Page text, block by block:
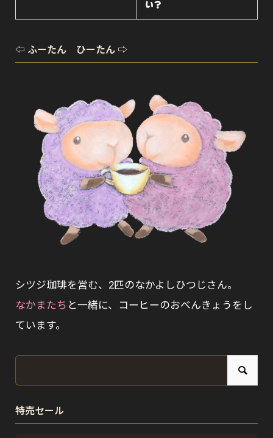
い？
⇦ ふーたん ひーたん ⇨
シツジ珈琲を営む、2匹のなかよしひつじさん。
なかまたち と一緒に、コーヒーのおべんきょうをし
ています。
特売セール